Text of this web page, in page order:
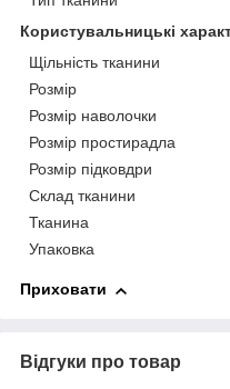
Користувальницькі
Щільність тканини
Розмір
Розмір наволочки
Розмір простирадла
Розмір підковдри
Склад тканини
Тканина
Упаковка
Приховати
Відгуки про товар